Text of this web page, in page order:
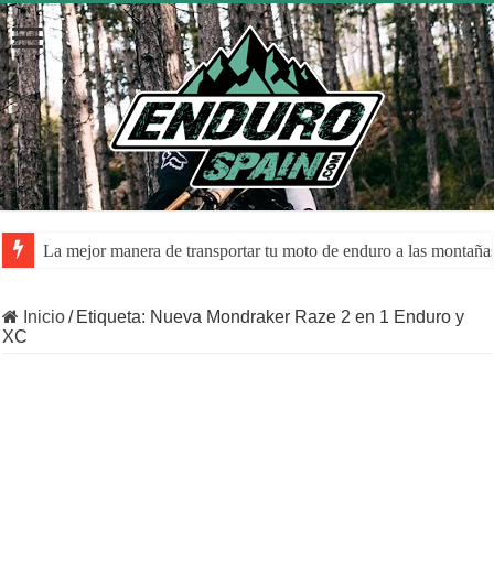
La mejor manera de transportar tu moto de enduro a las
Inicio/ Etiqueta: Nueva Mondraker Raze 2 en 1 Enduro y
XC